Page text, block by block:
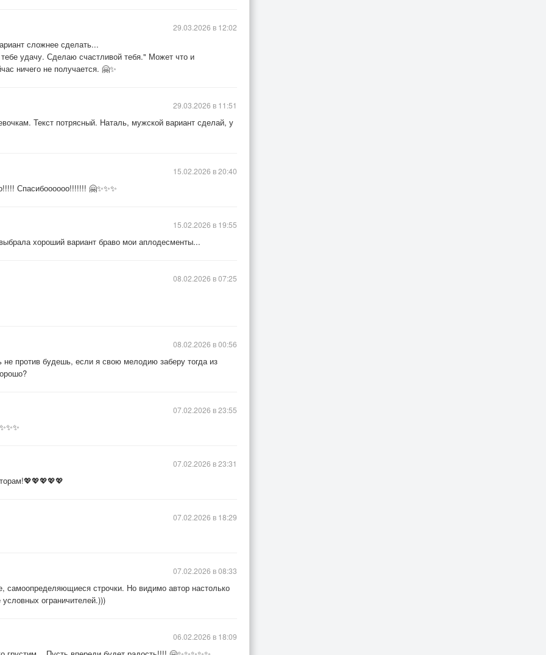
сложнее сделать...
удачу. Сделаю счастливой тебя." Может что и
ничего не получается. 🤗✨
29.03.2026 в 12:02
Текст потрясный. Наталь, мужской вариант сделай, у
29.03.2026 в 11:51
Спасибоооооо!!!!!!! 🤗✨✨✨
15.02.2026 в 20:40
хороший вариант браво мои аплодесменты...
15.02.2026 в 19:55
08.02.2026 в 07:25
против будешь, если я свою мелодию заберу тогда из
08.02.2026 в 00:56
07.02.2026 в 23:55
07.02.2026 в 23:31
07.02.2026 в 18:29
строчки. Но видимо автор настолько
ограничителей.)))
07.02.2026 в 08:33
06.02.2026 в 18:09